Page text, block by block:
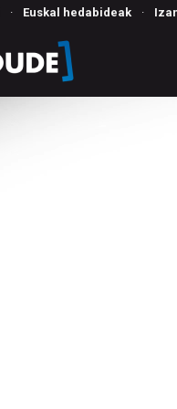
· Euskal hedabideak ·